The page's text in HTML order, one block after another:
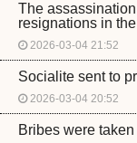
The
resignations in
2026-03-04 21:52
Socialite sent to
2026-03-04 20:52
Bribes were